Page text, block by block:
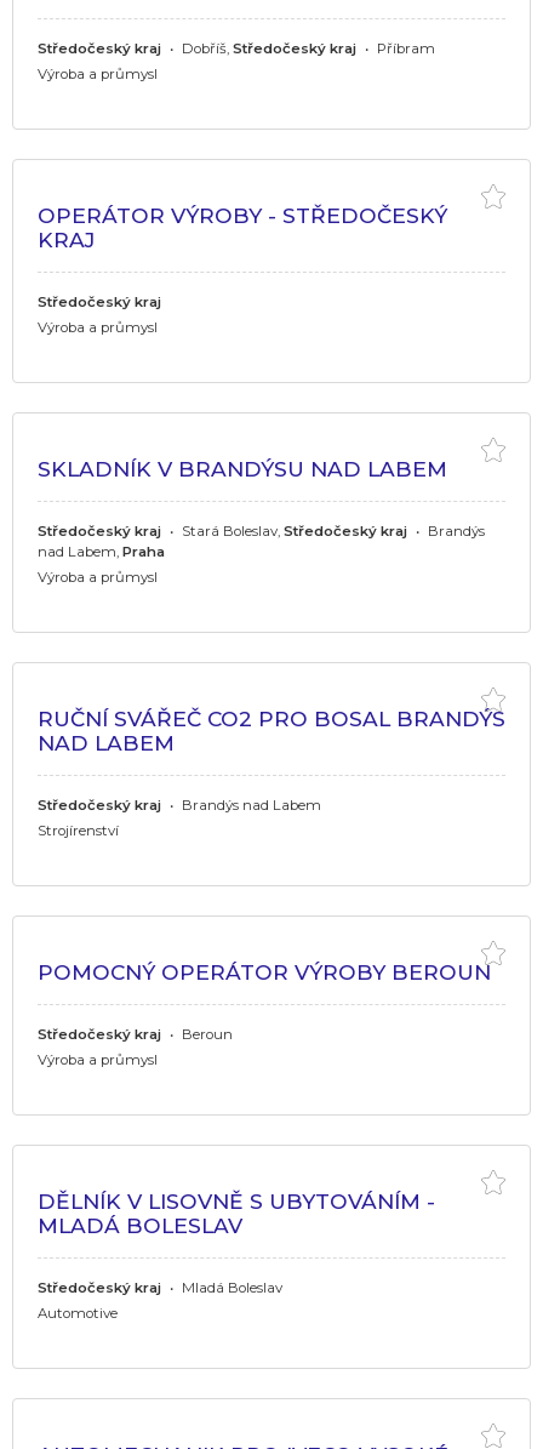
Středočeský kraj • Dobříš, Středočeský kraj • Příbram
Výroba a průmysl
OPERÁTOR VÝROBY - STŘEDOČESKÝ
KRAJ
Středočeský kraj
Výroba a průmysl
SKLADNÍK V BRANDÝSU NAD LABEM
Středočeský kraj • Stará Boleslav, Středočeský kraj • Brandýs
nad Labem, Praha
Výroba a průmysl
RUČNÍ SVÁŘEČ CO2 PRO BOSAL BRANDÝS
NAD LABEM
Středočeský kraj • Brandýs nad Labem
Strojírenství
POMOCNÝ OPERÁTOR VÝROBY BEROUN
Středočeský kraj • Beroun
Výroba a průmysl
DĚLNÍK V LISOVNĚ S UBYTOVÁNÍM -
MLADÁ BOLESLAV
Středočeský kraj • Mladá Boleslav
Automotive